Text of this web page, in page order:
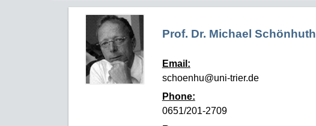
Prof. Dr. Michael Schönhuth
Email:
schoenhu@uni-trier.de
Phone:
0651/201-2709